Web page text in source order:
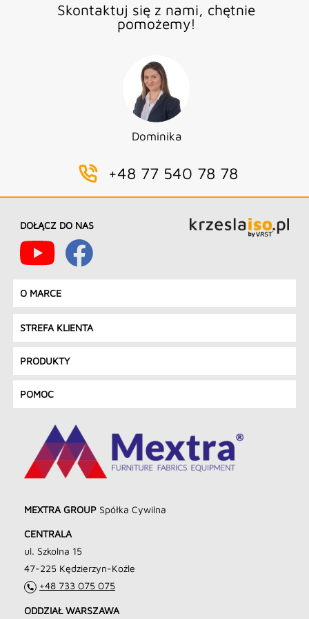
Skontaktuj się z nami, chętnie
pomożemy!
Dominika
+48 77 540 78 78
DOŁĄCZ DO NAS
O MARCE
STREFA KLIENTA
PRODUKTY
POMOC
MEXTRA GROUP Spółka Cywilna
CENTRALA
ul. Szkolna 15
47-225 Kędzierzyn-Koźle
+48 733 075 075
ODDZIAŁ WARSZAWA